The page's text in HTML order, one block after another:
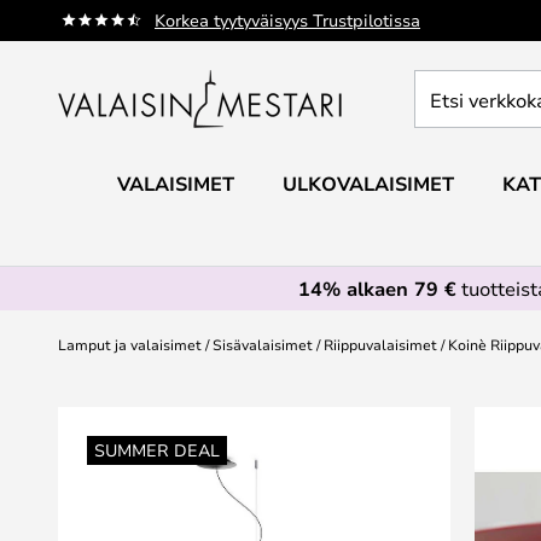
Korkea tyytyväisyys Trustpilotissa
Skip
to
verkkokaupan
VALAISIMET ULKOVALAISIMET
14% alkaen 79 €
Lamput ja valaisimet Sisävalaisimet Riippuvalaisimet Koinè
SUMMER DEAL